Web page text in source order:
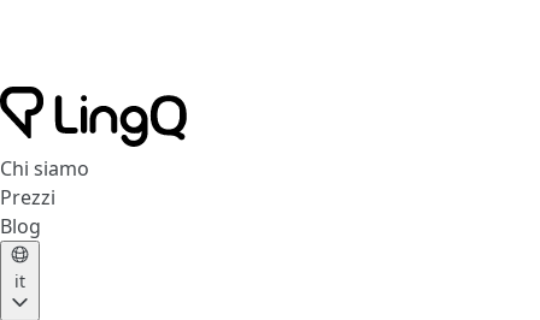
Chi siamo
Prezzi
Blog
it